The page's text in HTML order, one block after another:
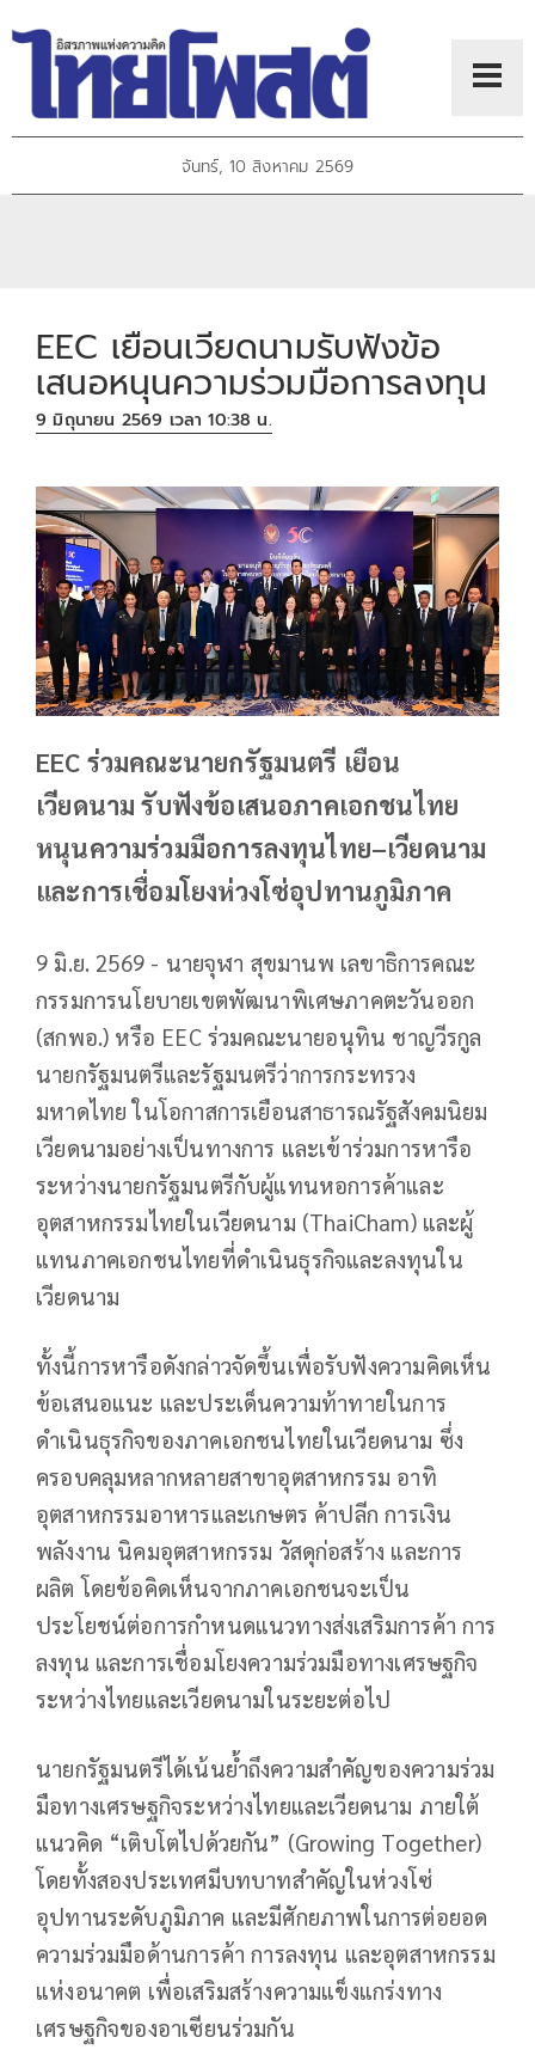
จันทร์, 10 สิงหาคม 2569
EEC เยือนเวียดนามรับฟังข้อ
เสนอหนุนความร่วมมือการลงทุน
9 มิถุนายน 2569 เวลา 10:38 น.
EEC ร่วมคณะนายกรัฐมนตรี เยือน
เวียดนาม รับฟังข้อเสนอภาคเอกชนไทย
หนุนความร่วมมือการลงทุนไทย–เวียดนาม
และการเชื่อมโยงห่วงโซ่อุปทานภูมิภาค
9 มิ.ย. 2569 - นายจุฬา สุขมานพ เลขาธิการคณะ
กรรมการนโยบายเขตพัฒนาพิเศษภาคตะวันออก
(สกพอ.) หรือ EEC ร่วมคณะนายอนุทิน ชาญวีรกูล
นายกรัฐมนตรีและรัฐมนตรีว่าการกระทรวง
มหาดไทย ในโอกาสการเยือนสาธารณรัฐสังคมนิยม
เวียดนามอย่างเป็นทางการ และเข้าร่วมการหารือ
ระหว่างนายกรัฐมนตรีกับผู้แทนหอการค้าและ
อุตสาหกรรมไทยในเวียดนาม (ThaiCham) และผู้
แทนภาคเอกชนไทยที่ดำเนินธุรกิจและลงทุนใน
เวียดนาม
ทั้งนี้การหารือดังกล่าวจัดขึ้นเพื่อรับฟังความคิดเห็น
ข้อเสนอแนะ และประเด็นความท้าทายในการ
ดำเนินธุรกิจของภาคเอกชนไทยในเวียดนาม ซึ่ง
ครอบคลุมหลากหลายสาขาอุตสาหกรรม อาทิ
อุตสาหกรรมอาหารและเกษตร ค้าปลีก การเงิน
พลังงาน นิคมอุตสาหกรรม วัสดุก่อสร้าง และการ
ผลิต โดยข้อคิดเห็นจากภาคเอกชนจะเป็น
ประโยชน์ต่อการกำหนดแนวทางส่งเสริมการค้า การ
ลงทุน และการเชื่อมโยงความร่วมมือทางเศรษฐกิจ
ระหว่างไทยและเวียดนามในระยะต่อไป
นายกรัฐมนตรีได้เน้นย้ำถึงความสำคัญของความร่วม
มือทางเศรษฐกิจระหว่างไทยและเวียดนาม ภายใต้
แนวคิด “เติบโตไปด้วยกัน” (Growing Together)
โดยทั้งสองประเทศมีบทบาทสำคัญในห่วงโซ่
อุปทานระดับภูมิภาค และมีศักยภาพในการต่อยอด
ความร่วมมือด้านการค้า การลงทุน และอุตสาหกรรม
แห่งอนาคต เพื่อเสริมสร้างความแข็งแกร่งทาง
เศรษฐกิจของอาเซียนร่วมกัน